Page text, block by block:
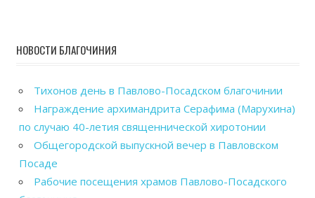
НОВОСТИ БЛАГОЧИНИЯ
Тихонов день в Павлово-Посадском благочинии
Награждение архимандрита Серафима (Марухина)
по случаю 40-летия священнической хиротонии
Общегородской выпускной вечер в Павловском
Посаде
Рабочие посещения храмов Павлово-Посадского